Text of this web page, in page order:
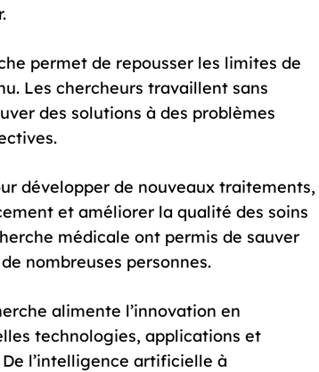
permet de repousser les limites de
Les chercheurs travaillent sans
des solutions à des problèmes
développer de nouveaux traitements,
et améliorer la qualité des soins
médicale ont permis de sauver
nombreuses personnes.
alimente l’innovation en
technologies, applications et
l’intelligence artificielle à